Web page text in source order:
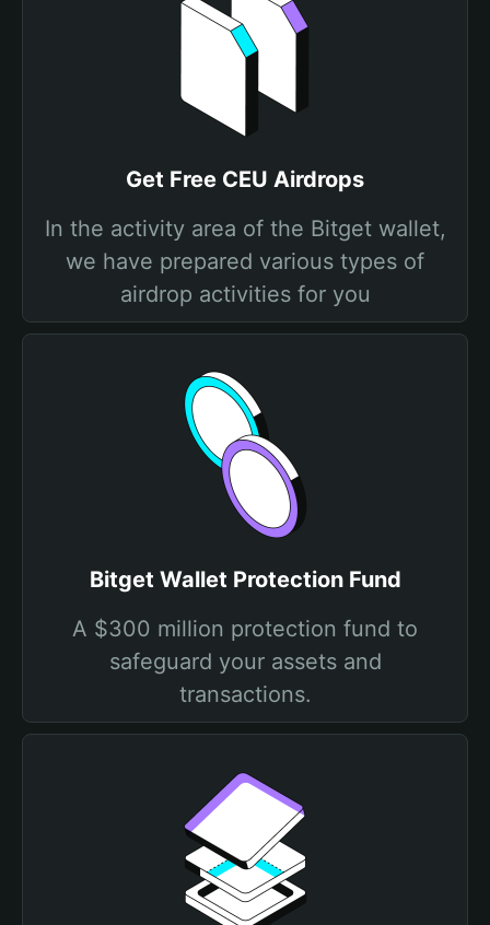
Get Free CEU Airdrops
In the activity area of the Bitget wallet,
we have prepared various types of
airdrop activities for you
Bitget Wallet Protection Fund
A $300 million protection fund to
safeguard your assets and
transactions.